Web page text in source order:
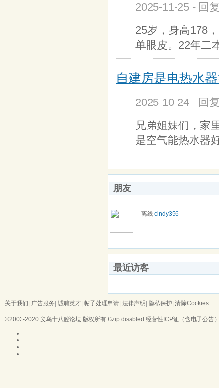
2025-11-25 - 回
25岁，身高178
单眼皮。22年二
自建房是电热水
2025-10-24 - 回
兄弟姐妹们，家
是空气能热水器
朋友
离线 cindy356
最近访客
关于我们| 广告服务| 诚聘英才| 帖子处理申请| 法律声明| 隐私保护| 清除Cookies
©2003-2020 义乌十八腔论坛 版权所有 Gzip disabled 经营性ICP证（含电子公告